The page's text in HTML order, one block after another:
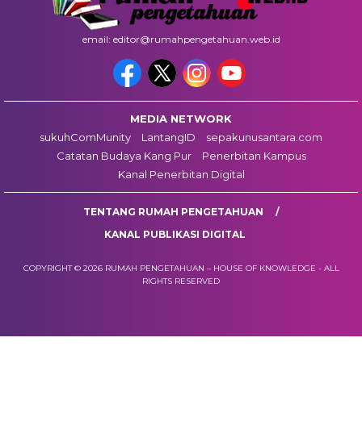
email: editor@rumahpengetahuan.web.id
MEDIA NETWORK
sukuhComMunity
LantangID
sepakunusantara.com
Catatan Budaya Kang Pur
Penerbitan Kampus
Kanal Penerbitan Digital
TENTANG RUMAH PENGETAHUAN
KANAL PUBLIKASI DIGITAL
COPYRIGHT © 2026 RUMAH PENGETAHUAN – HOUSE OF KNOWLEDGE - ALL
RIGHTS RESERVED